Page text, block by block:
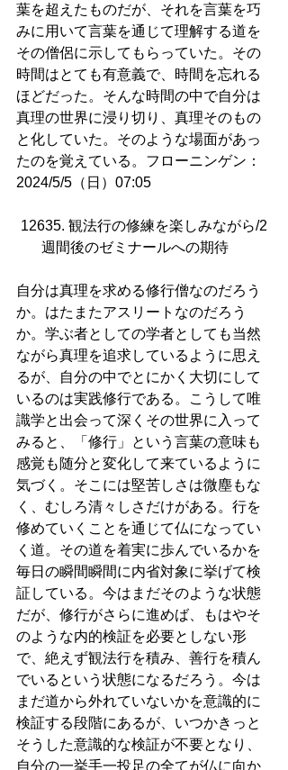
葉を超えたものだが、それを言葉を巧
みに用いて言葉を通じて理解する道を
その僧侶に示してもらっていた。その
時間はとても有意義で、時間を忘れる
ほどだった。そんな時間の中で自分は
真理の世界に浸り切り、真理そのもの
と化していた。そのような場面があっ
たのを覚えている。フローニンゲン：
2024/5/5（日）07:05
12635. 観法行の修練を楽しみながら/2
週間後のゼミナールへの期待
自分は真理を求める修行僧なのだろう
か。はたまたアスリートなのだろう
か。学ぶ者としての学者としても当然
ながら真理を追求しているように思え
るが、自分の中でとにかく大切にして
いるのは実践修行である。こうして唯
識学と出会って深くその世界に入って
みると、「修行」という言葉の意味も
感覚も随分と変化して来ているように
気づく。そこには堅苦しさは微塵もな
く、むしろ清々しさだけがある。行を
修めていくことを通じて仏になってい
く道。その道を着実に歩んでいるかを
毎日の瞬間瞬間に内省対象に挙げて検
証している。今はまだそのような状態
だが、修行がさらに進めば、もはやそ
のような内的検証を必要としない形
で、絶えず観法行を積み、善行を積ん
でいるという状態になるだろう。今は
まだ道から外れていないかを意識的に
検証する段階にあるが、いつかきっと
そうした意識的な検証が不要となり、
自分の一挙手一投足の全てが仏に向か